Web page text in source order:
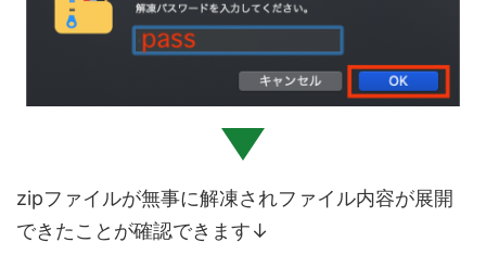
zipファイルが無事に解凍されファイル内容が展開
できたことが確認できます↓